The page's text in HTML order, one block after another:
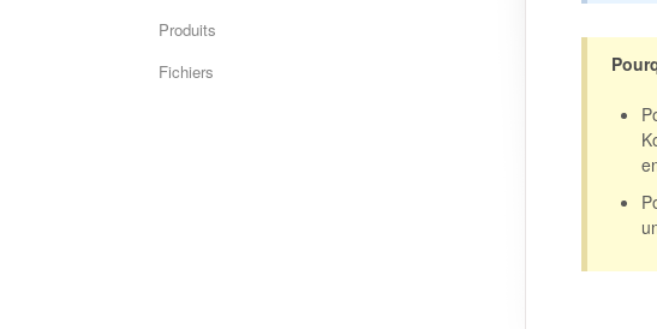
Produits
Fichiers